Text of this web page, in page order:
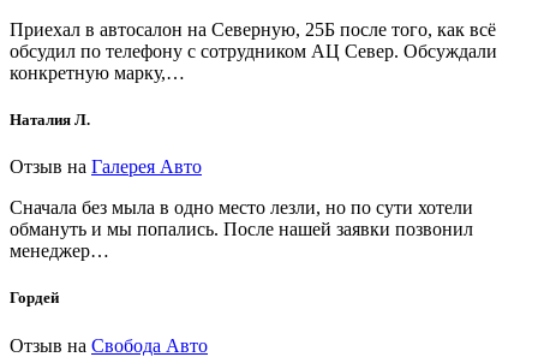
Приехал в автосалон на Северную, 25Б после того, как всё
обсудил по телефону с сотрудником АЦ Север. Обсуждали
конкретную марку,…
Наталия Л.
Отзыв на Галерея Авто
Сначала без мыла в одно место лезли, но по сути хотели
обмануть и мы попались. После нашей заявки позвонил
менеджер…
Гордей
Отзыв на Свобода Авто